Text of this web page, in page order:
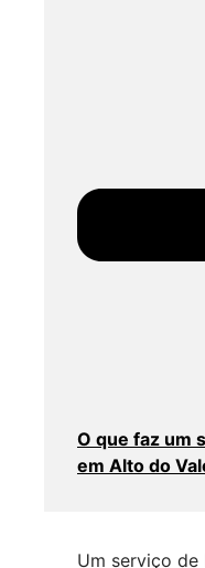
O que faz um
em Alto do
Um serviço de